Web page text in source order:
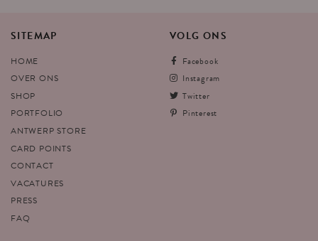
SITEMAP
HOME
OVER ONS
SHOP
PORTFOLIO
ANTWERP STORE
CARD POINTS
CONTACT
VACATURES
PRESS
FAQ
VOLG ONS
Facebook
Instagram
Twitter
Pinterest